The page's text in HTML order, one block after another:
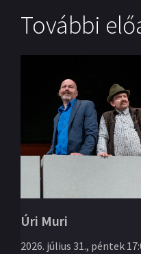
További
Úri Muri
2026. július 31., péntek